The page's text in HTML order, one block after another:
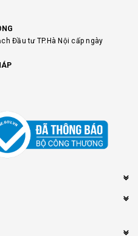
Đầu tư TP.Hà Nội cấp ngày